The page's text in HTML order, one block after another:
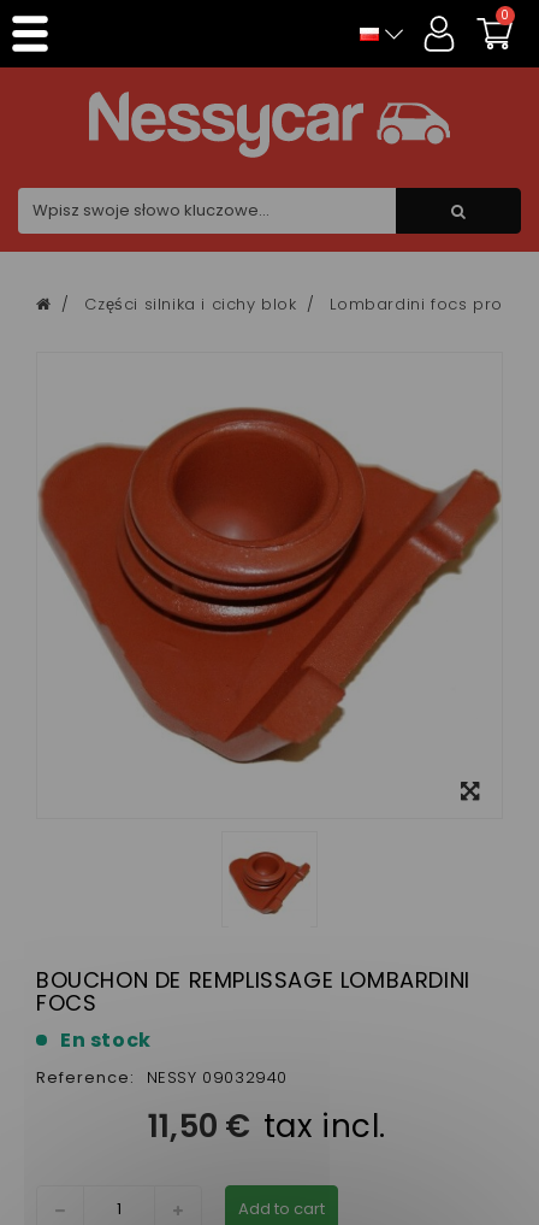
0
Części silnika i cichy blok Lombardini focs
BOUCHON DE REMPLISSAGE LOMBARDINI
FOCS
En stock
Reference: NESSY 09032940
11,50 € tax incl.
Add to cart
Panel zarządzania plikami cookies